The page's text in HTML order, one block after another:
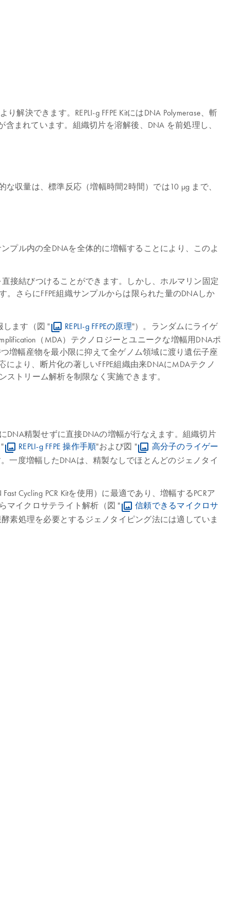
決できます。REPLI-g FFPE KitにはDNA Polymerase、斬
まれています。組織切片を溶解後、DNA を前処理し、
収量は、標準反応（増幅時間2時間）では10 µg まで、
プル内の全DNAを全体的に増幅することにより、このよ
接結びつけることができます。しかし、ホルマリン固定
さらにFFPE組織サンプルからは限られた量のDNAしか
します（図 " REPLI-g FFPEの原理"）。ランダムにライゲ
（MDA）テクノロジーとユニークな増幅用DNAポ
増幅産物を最小限に抑えて全ゲノム領域に渡り遺伝子座
により、断片化の著しいFFPE組織由来DNAにMDAテクノ
トリーム解析を制限なく実施できます。
DNA精製せずに直接DNAの増幅が行なえます。組織切片
REPLI-g FFPE 操作手順"および図 "
高分子のライゲー
一度増幅したDNAは、精製なしでほとんどのジェノタイ
Cycling PCR Kitを使用）に最適であり、増幅するPCRア
マイクロサテライト解析（図 "
信頼できるマイクロサ
酵素処理を必要とするジェノタイピング法には適していま